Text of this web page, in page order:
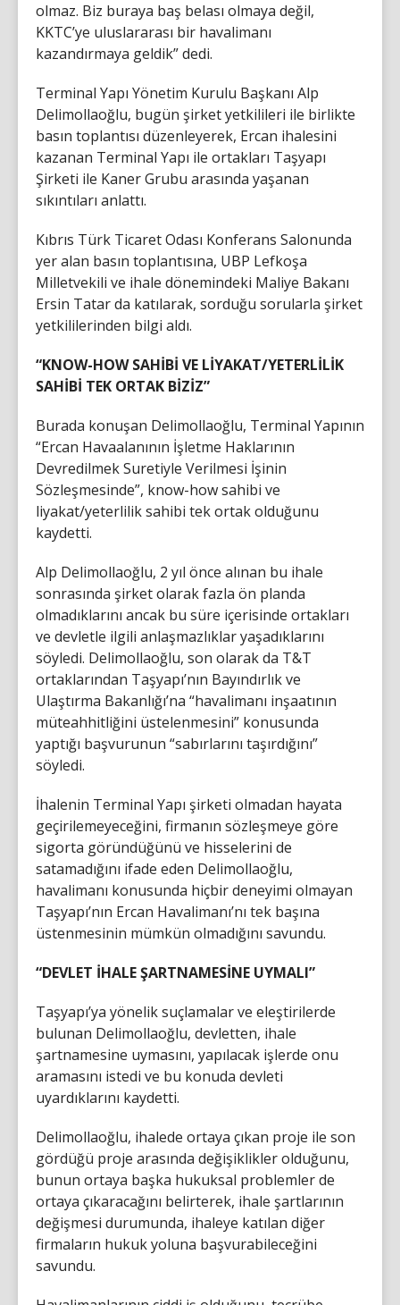
olmaz. Biz buraya baş belası olmaya değil,
KKTC’ye uluslararası bir havalimanı
kazandırmaya geldik” dedi.
Terminal Yapı Yönetim Kurulu Başkanı Alp
Delimollaoğlu, bugün şirket yetkilileri ile birlikte
basın toplantısı düzenleyerek, Ercan ihalesini
kazanan Terminal Yapı ile ortakları Taşyapı
Şirketi ile Kaner Grubu arasında yaşanan
sıkıntıları anlattı.
Kıbrıs Türk Ticaret Odası Konferans Salonunda
yer alan basın toplantısına, UBP Lefkoşa
Milletvekili ve ihale dönemindeki Maliye Bakanı
Ersin Tatar da katılarak, sorduğu sorularla şirket
yetkililerinden bilgi aldı.
“KNOW-HOW SAHİBİ VE LİYAKAT/YETERLİLİK
SAHİBİ TEK ORTAK BİZİZ”
Burada konuşan Delimollaoğlu, Terminal Yapının
“Ercan Havaalanının İşletme Haklarının
Devredilmek Suretiyle Verilmesi İşinin
Sözleşmesinde”, know-how sahibi ve
liyakat/yeterlilik sahibi tek ortak olduğunu
kaydetti.
Alp Delimollaoğlu, 2 yıl önce alınan bu ihale
sonrasında şirket olarak fazla ön planda
olmadıklarını ancak bu süre içerisinde ortakları
ve devletle ilgili anlaşmazlıklar yaşadıklarını
söyledi. Delimollaoğlu, son olarak da T&T
ortaklarından Taşyapı’nın Bayındırlık ve
Ulaştırma Bakanlığı’na “havalimanı inşaatının
müteahhitliğini üstelenmesini” konusunda
yaptığı başvurunun “sabırlarını taşırdığını”
söyledi.
İhalenin Terminal Yapı şirketi olmadan hayata
geçirilemeyeceğini, firmanın sözleşmeye göre
sigorta göründüğünü ve hisselerini de
satamadığını ifade eden Delimollaoğlu,
havalimanı konusunda hiçbir deneyimi olmayan
Taşyapı’nın Ercan Havalimanı’nı tek başına
üstenmesinin mümkün olmadığını savundu.
“DEVLET İHALE ŞARTNAMESİNE UYMALI”
Taşyapı’ya yönelik suçlamalar ve eleştirilerde
bulunan Delimollaoğlu, devletten, ihale
şartnamesine uymasını, yapılacak işlerde onu
aramasını istedi ve bu konuda devleti
uyardıklarını kaydetti.
Delimollaoğlu, ihalede ortaya çıkan proje ile son
gördüğü proje arasında değişiklikler olduğunu,
bunun ortaya başka hukuksal problemler de
ortaya çıkaracağını belirterek, ihale şartlarının
değişmesi durumunda, ihaleye katılan diğer
firmaların hukuk yoluna başvurabileceğini
savundu.